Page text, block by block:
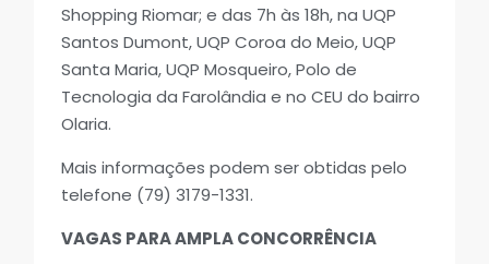
Shopping Riomar; e das 7h às 18h, na UQP
Santos Dumont, UQP Coroa do Meio, UQP
Santa Maria, UQP Mosqueiro, Polo de
Tecnologia da Farolândia e no CEU do bairro
Olaria.
Mais informações podem ser obtidas pelo
telefone (79) 3179-1331.
VAGAS PARA AMPLA CONCORRÊNCIA